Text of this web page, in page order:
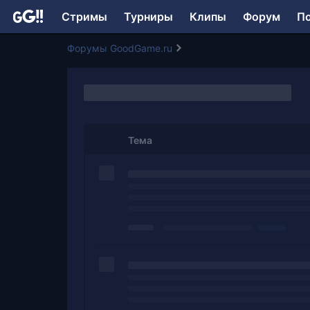
Стримы Турниры Клипы Форум
Форумы GoodGame.ru
Тема